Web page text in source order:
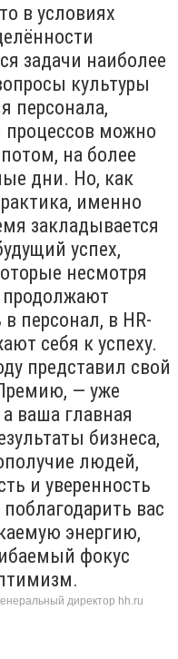
в условиях
задачи наиболее
культуры
персонала,
процессов можно
на более
дни. Но, как
именно
закладывается
успех,
несмотря
продолжают
персонал, в HR-
себя к успеху.
представил свой
— уже
ваша главная
бизнеса,
людей,
и уверенность
вас
энергию,
фокус
директор hh.ru